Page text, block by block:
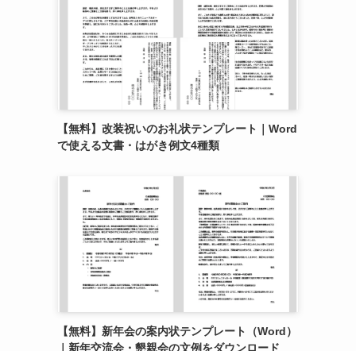
【無料】改装祝いのお礼状テンプレート｜Word
で使える文書・はがき例文4種類
【無料】新年会の案内状テンプレート（Word）
｜新年交流会・懇親会の文例をダウンロード